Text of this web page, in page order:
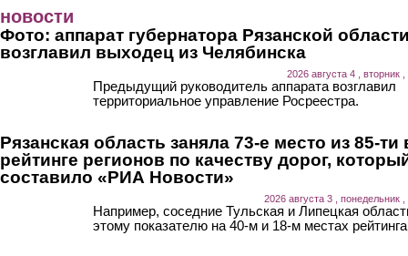
новости
Фото: аппарат губернатора Рязанской
возглавил выходец из Челябинска
2026 августа 4 , вторник
Предыдущий руководитель аппарата возглавил
территориальное управление Росреестра.
Рязанская область заняла 73-е место из 85-ти
рейтинге регионов по качеству дорог,
составило «РИА Новости»
2026 августа 3 , понедельник ,
Например, соседние Тульская и Липецкая
этому показателю на 40-м и 18-м местах